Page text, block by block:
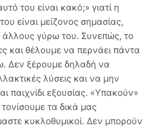
του είναι κακό;» γιατί η
είναι μείζονος σημασίας,
άλλους γύρω του. Συνεπώς, το
και θέλουμε να περνάει πάντα
Δεν ξέρουμε δηλαδή να
λύσεις και να μην
παιχνίδι εξουσίας. «Υπακούν»
τα δικά μας
κυκλοθυμικοί. Δεν μπορούν